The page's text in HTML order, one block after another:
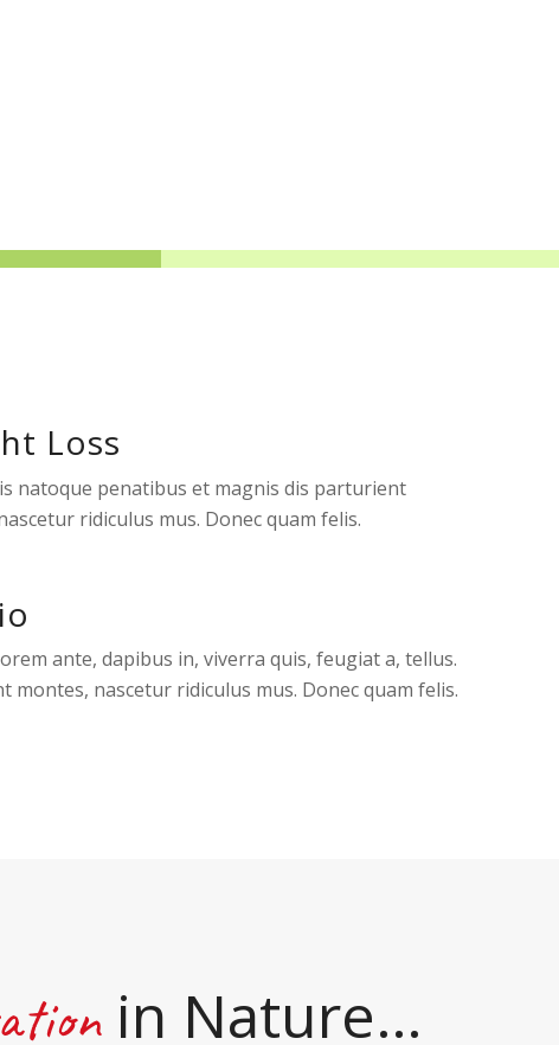
Loss
natoque penatibus et magnis dis parturient
ridiculus mus. Donec quam felis.
ante, dapibus in, viverra quis, feugiat a, tellus.
montes, nascetur ridiculus mus. Donec quam felis.
in Nature…